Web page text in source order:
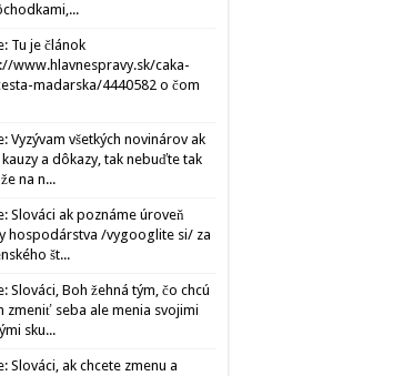
Tu je článok
www.hlavnespravy.sk/caka-
madarska/4440582 o čom
Vyzývam všetkých novinárov ak
a dôkazy, tak nebuďte tak
na n...
Slováci ak poznáme úroveň
hospodárstva /vygooglite si/ za
št...
Slováci, Boh žehná tým, čo chcú
zmeniť seba ale menia svojimi
sku...
Slováci, ak chcete zmenu a